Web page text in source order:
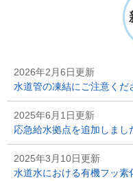
2026年2月6日更新
水道管の凍結にご注意くだ
2025年6月1日更新
応急給水拠点を追加しまし
2025年3月10日更新
水道水における有機フッ素